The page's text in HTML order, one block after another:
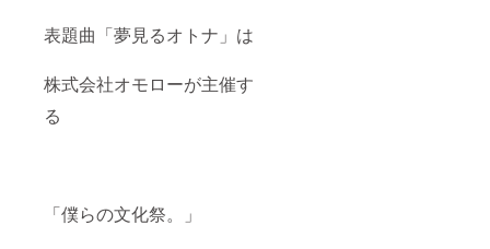
表題曲「夢見るオトナ」は
株式会社オモローが主催す
る
「僕らの文化祭。」